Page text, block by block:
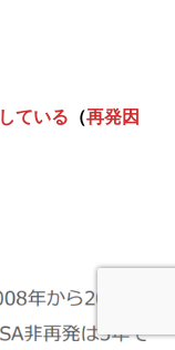
ている （再発因